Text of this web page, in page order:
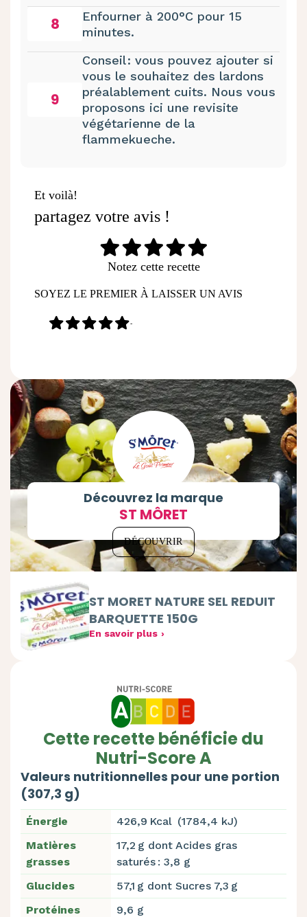
8
Enfourner à 200°C pour 15
minutes.
9
Conseil : vous pouvez ajouter si
vous le souhaitez des lardons
préalablement cuits. Nous vous
proposons ici une revisite
végétarienne de la
flammekueche.
Et voilà!
partagez votre avis !
Notez cette recette
SOYEZ LE PREMIER À LAISSER UN AVIS
-
Découvrez la marque
ST MÔRET
DÉCOUVRIR
ST MORET NATURE SEL REDUIT
BARQUETTE 150G
En savoir plus
Cette recette bénéficie du
Nutri-Score A
Valeurs nutritionnelles pour une portion
(307,3 g)
Énergie
426,9 Kcal (1784,4 kJ)
Matières
grasses
17,2 g dont Acides gras
saturés : 3,8 g
Glucides
57,1 g dont Sucres 7,3 g
Protéines
9,6 g